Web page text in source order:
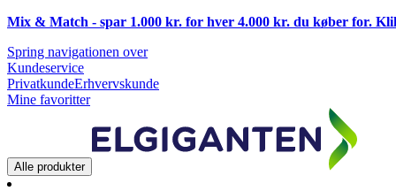
Mix & Match - spar 1.000 kr. for hver 4.000 kr. du køber for.
Spring navigationen over
Kundeservice
PrivatkundeErhvervskunde
Mine favoritter
Alle produkter